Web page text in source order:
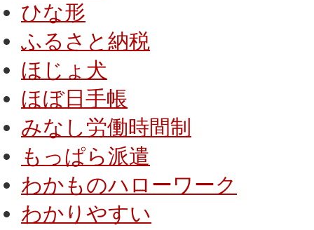
ひな形
ふるさと納税
ほじょ犬
ほぼ日手帳
みなし労働時間制
もっぱら派遣
わかものハローワーク
わかりやすい